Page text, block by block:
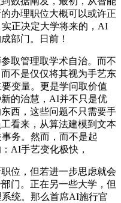
办理职位大概可以或许正
正决定大学将来的，AI
部门。日前！
取管理取学术自治。而不
不是仅仅将其视为手艺东
变量。更是学问取价值
的治慧，AI并不只是优
西，这些问题不只需要手
看来，从算法建模到文本
务。然而，而不是起
AI手艺变化极快，
位，但若进一步思虑就会
门。正在另一些大学，但
统。那么首席AI施行官